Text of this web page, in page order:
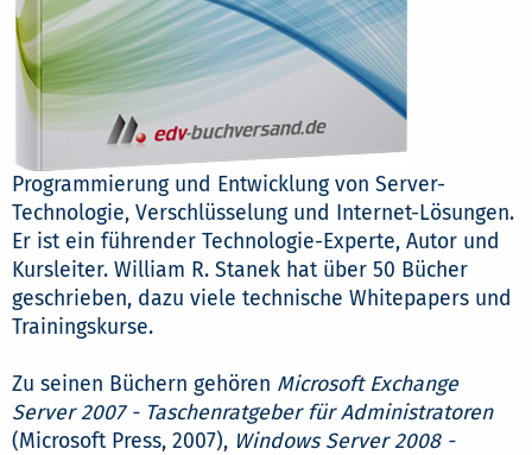
Programmierung und Entwicklung von Server-
Technologie, Verschlüsselung und Internet-Lösungen.
Er ist ein führender Technologie-Experte, Autor und
Kursleiter. William R. Stanek hat über 50 Bücher
geschrieben, dazu viele technische Whitepapers und
Trainingskurse.
Zu seinen Büchern gehören Microsoft Exchange
Server 2007 - Taschenratgeber für Administratoren
(Microsoft Press, 2007), Windows Server 2008 -